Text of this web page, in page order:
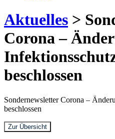
Aktuelles >
Corona –
beschlossen
Sondernewsletter Corona –
beschlossen
Zur Übersicht